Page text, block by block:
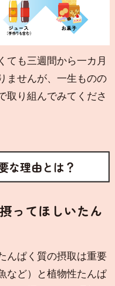
ても三週間から一カ月
ませんが、一生ものの
取り組んでみてくださ
な理由とは？
ってほしいたん
んぱく質の摂取は重要
など）と植物性たんぱ